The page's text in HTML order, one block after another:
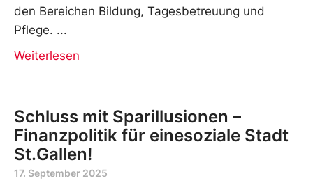
den Bereichen Bildung, Tagesbetreuung und
Pflege.
Weiterlesen
Schluss mit Sparillusionen –
Finanzpolitik für einesoziale Stadt
St.Gallen!
17. September 2025